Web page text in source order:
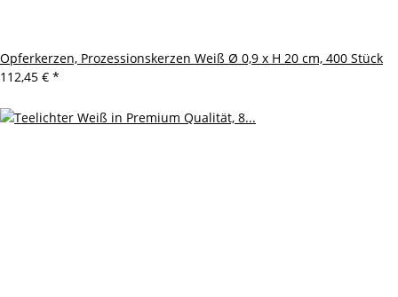
Opferkerzen, Prozessionskerzen Weiß Ø 0,9 x H 20 cm, 400 Stück
112,45 € *